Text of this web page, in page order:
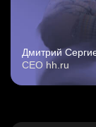
Дмитрий
CEO hh.ru